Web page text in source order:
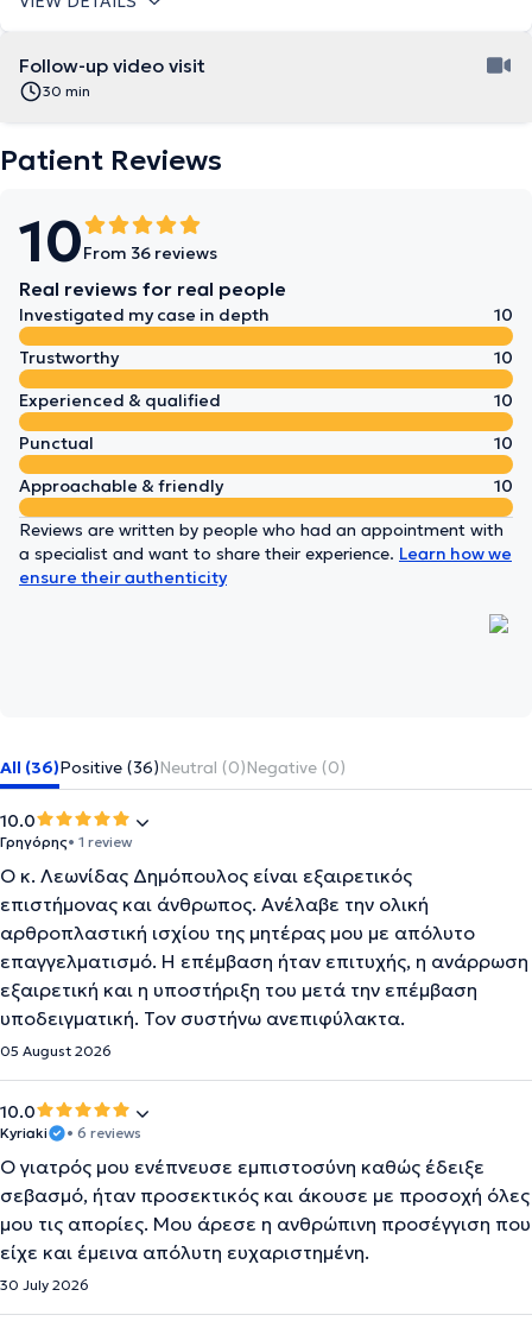
Follow-up video visit
30 min
Patient Reviews
10From 36 reviews
Real reviews for real people
Investigated my case in depth
10
Trustworthy
10
Experienced & qualified
10
Punctual
10
Approachable & friendly
10
Reviews are written by people who had an appointment with
a specialist and want to share their experience. Learn how we
ensure their authenticity
All (36)Positive (36)Neutral (0)Negative (0)
10.0
Γρηγόρης• 1 review
Ο κ. Λεωνίδας Δημόπουλος είναι εξαιρετικός
επιστήμονας και άνθρωπος. Ανέλαβε την ολική
αρθροπλαστική ισχίου της μητέρας μου με απόλυτο
επαγγελματισμό. Η επέμβαση ήταν επιτυχής, η ανάρρωση
εξαιρετική και η υποστήριξη του μετά την επέμβαση
υποδειγματική. Τον συστήνω ανεπιφύλακτα.
05 August 2026
10.0
Kyriaki • 6 reviews
Ο γιατρός μου ενέπνευσε εμπιστοσύνη καθώς έδειξε
σεβασμό, ήταν προσεκτικός και άκουσε με προσοχή όλες
μου τις απορίες. Μου άρεσε η ανθρώπινη προσέγγιση που
είχε και έμεινα απόλυτη ευχαριστημένη.
30 July 2026